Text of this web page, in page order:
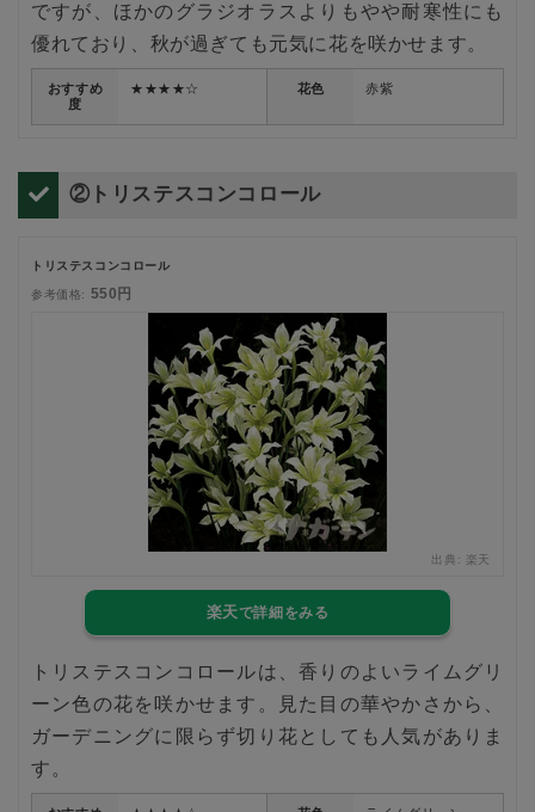
ですが、ほかのグラジオラスよりもやや耐寒性にも
優れており、秋が過ぎても元気に花を咲かせます。
おすすめ
度
★★★★☆ 花色 赤紫
②トリステスコンコロール
トリステスコンコロール
参考価格: 550円
出典: 楽天
楽天
トリステスコンコロールは、香りのよいライムグリ
ーン色の花を咲かせます。見た目の華やかさから、
ガーデニングに限らず切り花としても人気がありま
す。